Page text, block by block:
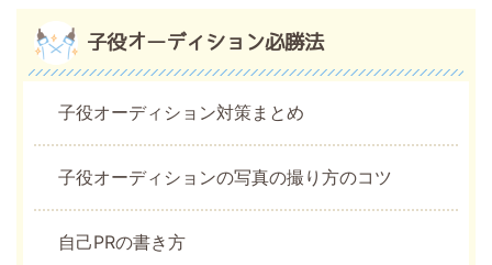
子役オーディション必勝法
子役オーディション対策まとめ
子役オーディションの写真の撮り方のコツ
自己PRの書き方